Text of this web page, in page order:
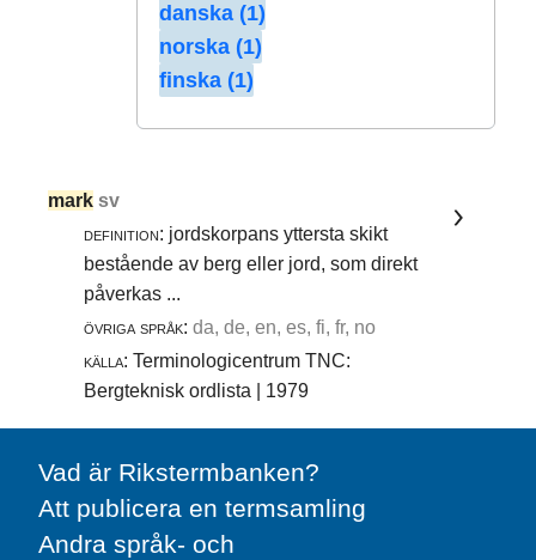
danska (1)
norska (1)
finska (1)
mark sv
definition: jordskorpans yttersta skikt
bestående av berg eller jord, som direkt
påverkas ...
övriga språk: da, de, en, es, fi, fr, no
källa: Terminologicentrum TNC:
Bergteknisk ordlista | 1979
Vad är Rikstermbanken?
Att publicera en termsamling
Andra språk- och